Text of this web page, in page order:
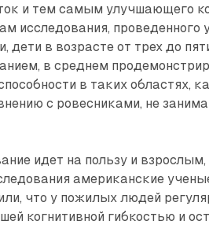
и тем самым улучшающего
исследования, проведенного
дети в возрасте от трех до
в среднем
в таких областях,
с ровесниками, не
идет на пользу и
американские
что у пожилых людей
когнитивной гибкостью и